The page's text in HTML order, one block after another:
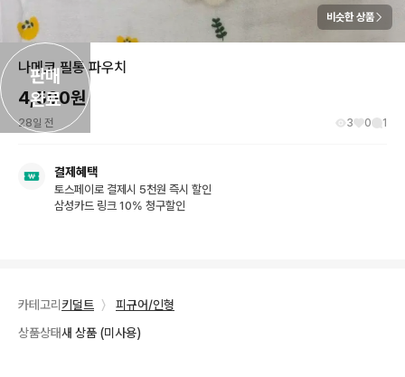
판매
완료
비슷한 상품
나메코 필통 파우치
4,500원
28일 전 3 0 1
결제혜택
토스페이로 결제시 5천원 즉시 할인
삼성카드 링크 10% 청구할인
카테고리 키덜트 〉
피규어/인형
상품상태새 상품 (미사용)